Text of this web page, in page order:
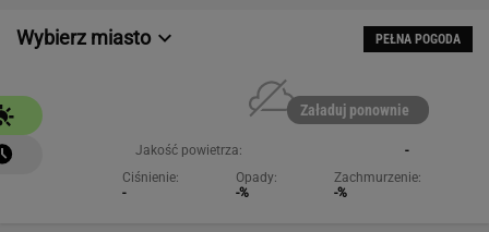
Wybierz miasto PEŁNA POGODA
Załaduj ponownie
Jakość powietrza:
-
Ciśnienie:
-
Opady:
-%
Zachmurzenie:
-%